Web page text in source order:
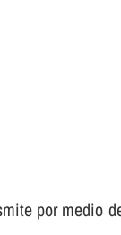
por medio